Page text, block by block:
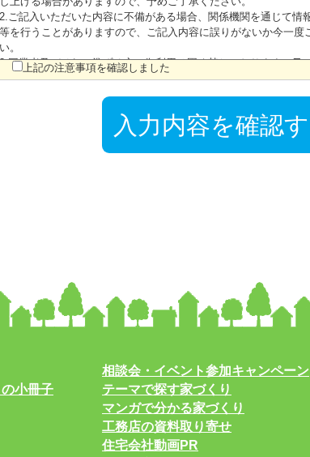
上記の注意事項を確認しました
小冊子
相談会・イベント参加キャンペーン
テーマで探す家づくり
マンガで分かる家づくり
工務店の資料取り寄せ
住宅会社動画PR